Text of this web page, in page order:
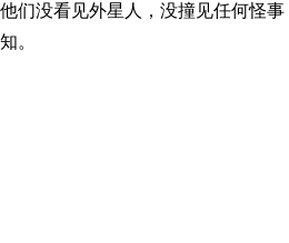
他们没看见外星人，没撞见任何怪
知。